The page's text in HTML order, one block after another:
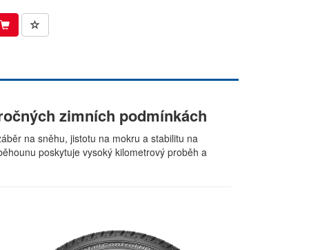
zimních podmínkách
na sněhu, jistotu na mokru a stabilitu na
poskytuje vysoký kilometrový proběh a